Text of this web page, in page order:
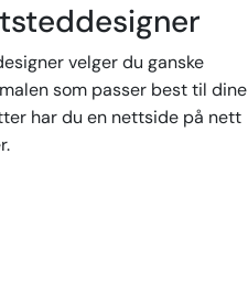
velger du ganske
som passer best til dine
har du en nettside på nett